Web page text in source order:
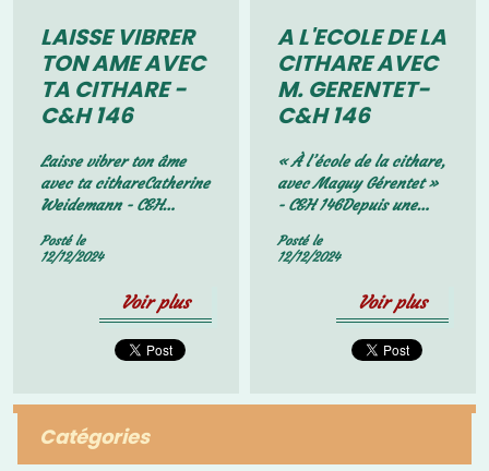
LAISSE VIBRER
TON AME AVEC
TA CITHARE -
C&H 146
Laisse vibrer ton âme
avec ta cithareCatherine
Weidemann - C&H
se former à jouer sa
cithare : est-ce bien
utile ? Estce qu’il n’est
pas possible
d’apprendre de manière
intuitive ? On...
Posté le
12/12/2024
Voir plus
A L'ECOLE DE LA
CITHARE AVEC
M. GERENTET-
C&H 146
« À l’école de la cithare,
avec Maguy Gérentet »
- C&H 146Depuis une
plaisir à utiliser cette
formule pour présenter
mon enseignement ! De
fait, je tiens...
Posté le
12/12/2024
Voir plus
Catégories